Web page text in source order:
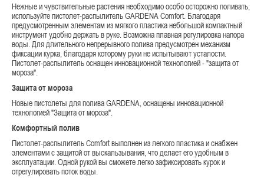
Нежные и чувствительные растения необходимо особо осторожно поливать,
используйте пистолет-распылитель GARDENA Comfort. Благодаря
предусмотренным элементам из мягкого пластика небольшой компактный
инструмент удобно держать в руке. Возможна плавная регулировка напора
воды. Для длительного непрерывного полива предусмотрен механизм
фиксации курка, благодаря которому руки не испытывают усталости.
Пистолет-распылитель оснащен инновационной технологией - "защита от
мороза".
Защита от мороза
Новые пистолеты для полива GARDENA, оснащены инновационной
технологией "Защита от мороза".
Комфортный полив
Пистолет-распылитель Comfort выполнен из легкого пластика и снабжен
элементами с защитой от выскальзывания, что делает его удобным в
эксплуатации. Одной рукой вы сможете легко зафиксировать курок и
отрегулировать поток воды.